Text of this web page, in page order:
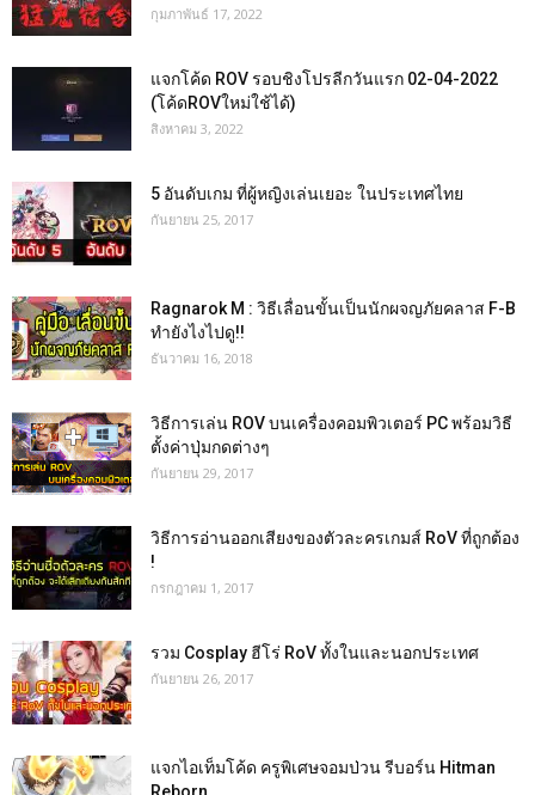
กุมภาพันธ์ 17, 2022
แจกโค้ด ROV รอบชิงโปรลีกวันแรก 02-04-2022
(โค้ดROVใหม่ใช้ได้)
สิงหาคม 3, 2022
5 อันดับเกม ที่ผู้หญิงเล่นเยอะ ในประเทศไทย
กันยายน 25, 2017
Ragnarok M : วิธีเลื่อนขั้นเป็นนักผจญภัยคลาส F-B
ทำยังไงไปดู!!
ธันวาคม 16, 2018
วิธีการเล่น ROV บนเครื่องคอมพิวเตอร์ PC พร้อมวิธี
ตั้งค่าปุ่มกดต่างๆ
กันยายน 29, 2017
วิธีการอ่านออกเสียงของตัวละครเกมส์ RoV ที่ถูกต้อง
!
กรกฎาคม 1, 2017
รวม Cosplay ฮีโร่ RoV ทั้งในและนอกประเทศ
กันยายน 26, 2017
แจกไอเท็มโค้ด ครูพิเศษจอมป่วน รีบอร์น Hitman